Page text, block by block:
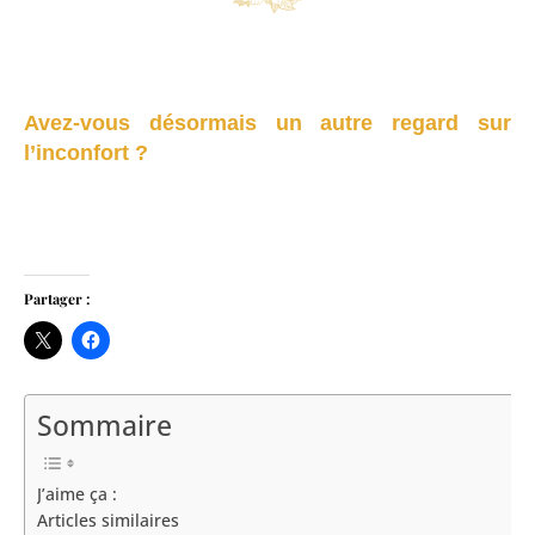
Avez-vous désormais un autre regard sur
l’inconfort ?
Partager :
Sommaire
J’aime ça :
Articles similaires